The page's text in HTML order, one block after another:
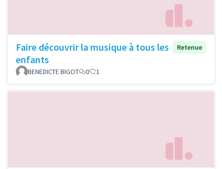
Faire découvrir la musique à tous les
enfants
Retenue
BENEDICTE BIGOT 0 1